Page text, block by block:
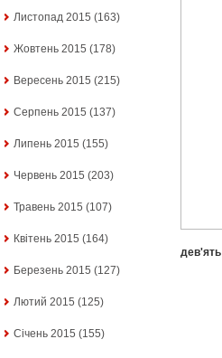
Листопад 2015 (163)
Жовтень 2015 (178)
Вересень 2015 (215)
Серпень 2015 (137)
Липень 2015 (155)
Червень 2015 (203)
Травень 2015 (107)
Квітень 2015 (164)
Березень 2015 (127)
Лютий 2015 (125)
Січень 2015 (155)
дев'ять